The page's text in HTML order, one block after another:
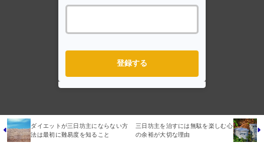
登録する
ダイエットが三日坊主にならない方
法は最初に難易度を知ること
三日坊主を治すには無駄を楽しむ心
の余裕が大切な理由